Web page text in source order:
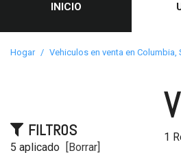
INICIO
Hogar / Vehiculos en venta en Columbia,
FILTROS
5 aplicado [Borrar]
1